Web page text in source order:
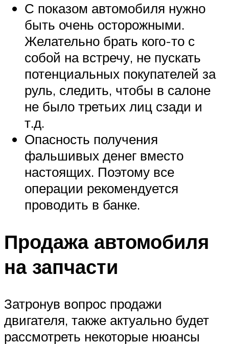
С показом автомобиля нужно
быть очень осторожными.
Желательно брать кого-то с
собой на встречу, не пускать
потенциальных покупателей за
руль, следить, чтобы в салоне
не было третьих лиц сзади и
т.д.
Опасность получения
фальшивых денег вместо
настоящих. Поэтому все
операции рекомендуется
проводить в банке.
Продажа автомобиля
на запчасти
Затронув вопрос продажи
двигателя, также актуально будет
рассмотреть некоторые нюансы